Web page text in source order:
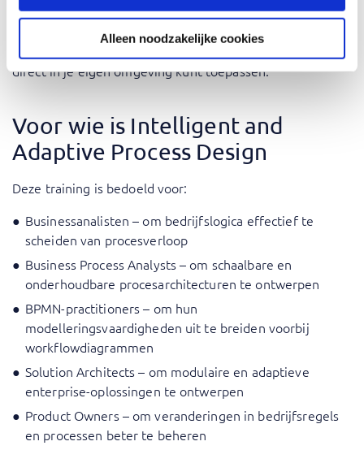
Alleen noodzakelijke cookies
Onze trainers brengen uitgebreide praktijkervaring mee,
vertalen theorie naar praktische toepassingen en delen
inzichten uit de praktijk en bewezen best practices die je
direct in je eigen omgeving kunt toepassen.
Voor wie is Intelligent and
Adaptive Process Design
Deze training is bedoeld voor:
Businessanalisten – om bedrijfslogica effectief te
scheiden van procesverloop
Business Process Analysts – om schaalbare en
onderhoudbare procesarchitecturen te ontwerpen
BPMN-practitioners – om hun
modelleringsvaardigheden uit te breiden voorbij
workflowdiagrammen
Solution Architects – om modulaire en adaptieve
enterprise-oplossingen te ontwerpen
Product Owners – om veranderingen in bedrijfsregels
en processen beter te beheren